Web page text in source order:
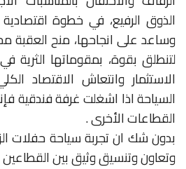
الذوق الرفيع، في خطوة
وساعد على انجاحها، منح العقبة
لتنطلق بقوة، بمقوماتها
الاستثمار وانتعاش الاقتصاد
السياحة اذا اشغلت غرفة فندقية
القطاعات الأخرى .
بدون شك ان تجربة سياحة حفلات
وتعاون وتنسيق وثيق بين